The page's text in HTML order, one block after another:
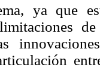
ya que